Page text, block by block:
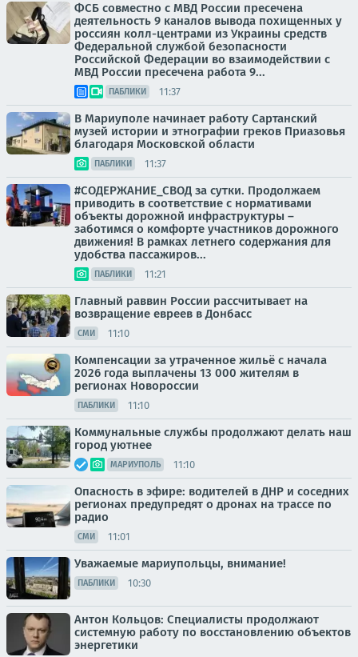
ФСБ совместно с МВД России пресечена
деятельность 9 каналов вывода похищенных у
россиян колл-центрами из Украины средств
Федеральной службой безопасности
Российской Федерации во взаимодействии с
МВД России пресечена работа 9...
ПАБЛИКИ 11:37
В Мариуполе начинает работу Сартанский
музей истории и этнографии греков Приазовья
благодаря Московской области
ПАБЛИКИ 11:37
#СОДЕРЖАНИЕ_СВОД за сутки. Продолжаем
приводить в соответствие с нормативами
объекты дорожной инфраструктуры –
заботимся о комфорте участников дорожного
движения! В рамках летнего содержания для
удобства пассажиров...
ПАБЛИКИ 11:21
Главный раввин России рассчитывает на
возвращение евреев в Донбасс
СМИ 11:10
Компенсации за утраченное жильё с начала
2026 года выплачены 13 000 жителям в
регионах Новороссии
ПАБЛИКИ 11:10
Коммунальные службы продолжают делать наш
город уютнее
МАРИУПОЛЬ 11:10
Опасность в эфире: водителей в ДНР и соседних
регионах предупредят о дронах на трассе по
радио
СМИ 11:01
Уважаемые мариупольцы, внимание!
ПАБЛИКИ 10:30
Антон Кольцов: Специалисты продолжают
системную работу по восстановлению объектов
энергетики